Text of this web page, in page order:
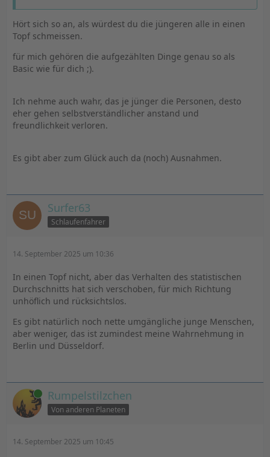
Hört sich so an, als würdest du die jüngeren alle in einen
Topf schmeissen.
für mich gehören die aufgezählten Dinge genau so als
Basic wie für dich ;).
Ich nehme auch wahr, das je jünger die Personen, desto
eher gehen selbstverständlicher anstand und
freundlichkeit verloren.
Es gibt aber zum Glück auch da (noch) Ausnahmen.
Surfer63
Schlaufenfahrer
14. September 2025 um 10:36
In einen Topf nicht, aber das Verhalten des statistischen
Durchschnitts hat sich verschoben, für mich Richtung
unhöflich und rücksichtslos.
Es gibt natürlich noch nette umgängliche junge Menschen,
aber weniger, das ist zumindest meine Wahrnehmung in
Berlin und Düsseldorf.
Online Rumpelstilzchen
Von anderen Planeten
14. September 2025 um 10:45